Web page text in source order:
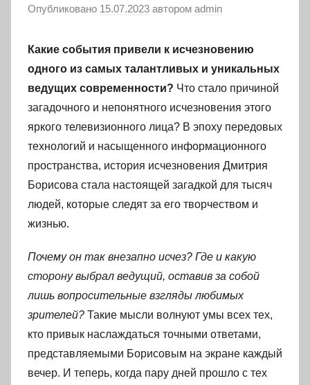
Опубликовано 15.07.2023 автором admin
Какие события привели к исчезновению
одного из самых талантливых и уникальных
ведущих современности? Что стало причиной
загадочного и непонятного исчезновения этого
яркого телевизионного лица? В эпоху передовых
технологий и насыщенного информационного
пространства, история исчезновения Дмитрия
Борисова стала настоящей загадкой для тысяч
людей, которые следят за его творчеством и
жизнью.
Почему он так внезапно исчез? Где и какую
сторону выбрал ведущий, оставив за собой
лишь вопросительные взгляды любимых
зрителей? Такие мысли волнуют умы всех тех,
кто привык наслаждаться точными ответами,
представляемыми Борисовым на экране каждый
вечер. И теперь, когда пару дней прошло с тех